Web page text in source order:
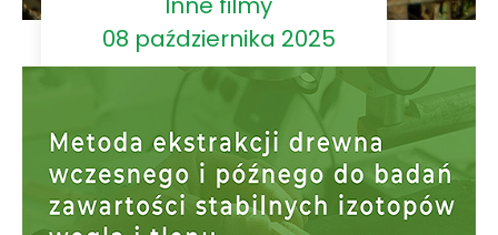
08 października 2025